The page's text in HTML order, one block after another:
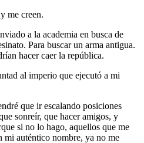
me creen.
a la academia en busca de
Para buscar un arma antigua.
hacer caer la república.
al imperio que ejecutó a mi
que ir escalando posiciones
sonreír, que hacer amigos, y
si no lo hago, aquellos que me
mi auténtico nombre, ya no me